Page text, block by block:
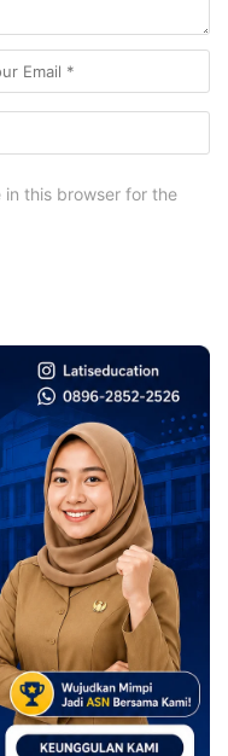
in this browser for the